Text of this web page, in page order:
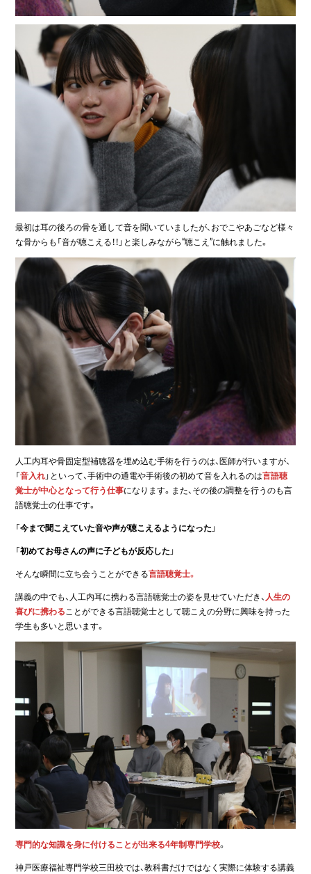
最初は耳の後ろの骨を通して音を聞いていましたが、おでこやあごなど様々
な骨からも「音が聴こえる！！」と楽しみながら“聴こえ”に触れました。
人工内耳や骨固定型補聴器を埋め込む手術を行うのは、医師が行いますが、
「音入れ」といって、手術中の通電や手術後の初めて音を入れるのは言語聴
覚士が中心となって行う仕事になります。また、その後の調整を行うのも言
語聴覚士の仕事です。
「今まで聞こえていた音や声が聴こえるようになった 」
「初めてお母さんの声に子どもが反応した 」
そんな瞬間に立ち会うことができる言語聴覚士。
講義の中でも、人工内耳に携わる言語聴覚士の姿を見せていただき、 人生の
喜びに携わる ことができる言語聴覚士として聴こえの分野に興味を持った
学生も多いと思います。
専門的な知識を身に付けることが出来る4年制専門学校。
神戸医療福祉専門学校三田校では、教科書だけではなく実際に体験する講義